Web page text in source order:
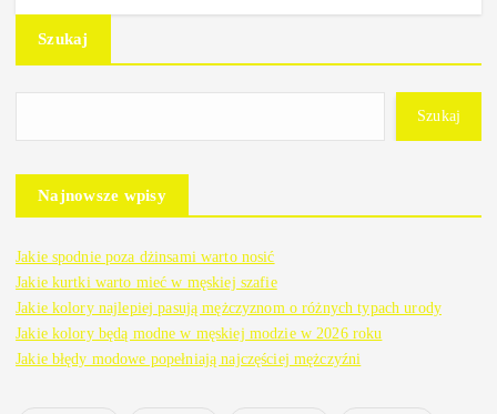
Szukaj
Szukaj
Najnowsze wpisy
Jakie spodnie poza dżinsami warto nosić
Jakie kurtki warto mieć w męskiej szafie
Jakie kolory najlepiej pasują mężczyznom o różnych typach urody
Jakie kolory będą modne w męskiej modzie w 2026 roku
Jakie błędy modowe popełniają najczęściej mężczyźni